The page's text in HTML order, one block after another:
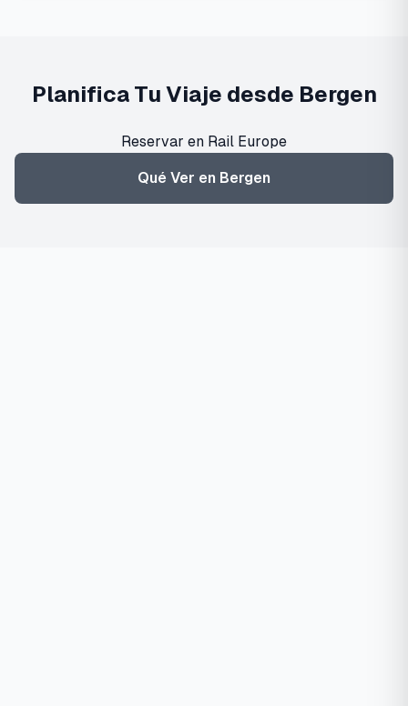
Planifica Tu Viaje desde Bergen
Reservar en Rail Europe
Qué Ver en Bergen